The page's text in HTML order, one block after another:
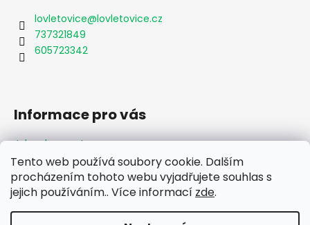
Tento web používá soubory cookie. Dalším
procházením tohoto webu vyjadřujete souhlas s
jejich používáním.. Více informací zde.
lovletovice@lovletovice.cz
737321849
605723342
Informace pro vás
Jak nakupovat
Obchodní podmínky
Podmínky ochrany osobních údajů
Formulář odstoupení od smlouvy